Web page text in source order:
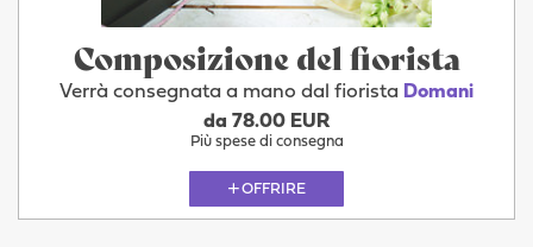
Composizione del fiorista
Verrà consegnata a mano dal fiorista Domani
da 78.00 EUR
Più spese di consegna
OFFRIRE